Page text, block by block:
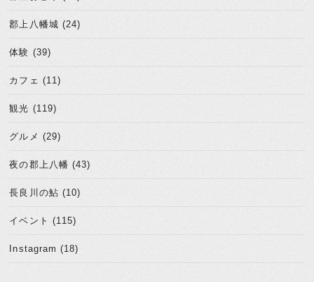
郡上八幡城 (24)
体験 (39)
カフェ (11)
観光 (119)
グルメ (29)
夜の郡上八幡 (43)
長良川の鮎 (10)
イベント (115)
Instagram (18)